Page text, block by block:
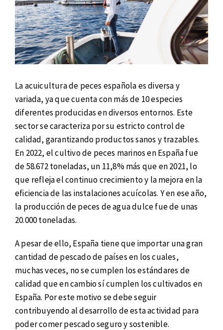
La acuicultura de peces española es diversa y
variada, ya que cuenta con más de 10 especies
diferentes producidas en diversos entornos. Este
sector se caracteriza por su estricto control de
calidad, garantizando productos sanos y trazables.
En 2022, el cultivo de peces marinos en España fue
de 58.672 toneladas, un 11,8% más que en 2021, lo
que refleja el continuo crecimiento y la mejora en la
eficiencia de las instalaciones acuícolas. Y en ese año,
la producción de peces de agua dulce fue de unas
20.000 toneladas.
A pesar de ello, España tiene que importar una gran
cantidad de pescado de países en los cuales,
muchas veces, no se cumplen los estándares de
calidad que en cambio sí cumplen los cultivados en
España. Por este motivo se debe seguir
contribuyendo al desarrollo de esta actividad para
poder comer pescado seguro y sostenible.